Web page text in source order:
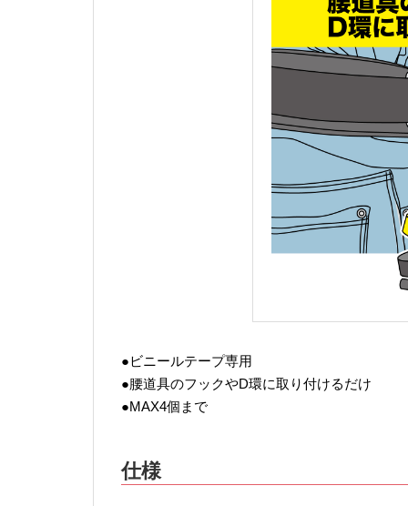
●ビニールテープ専用
●腰道具のフックやD環に取り付けるだけ
●MAX4個まで
仕様